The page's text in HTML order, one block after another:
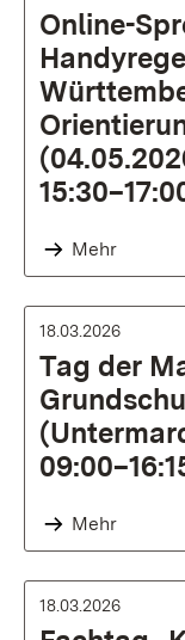
Online-
Mehr
18.03.2026
Tag der
Mehr
18.03.2026